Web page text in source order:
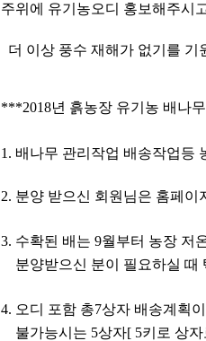
주위에 유기농오디 홍보해주시
더 이상 풍수 재해가 없기를 기
***2018년 흙농장 유기농 배나
1. 배나무 관리작업 배송작업등
2. 분양 받으신 회원님은 홈페이
3. 수확된 배는 9월부터 농장 저
분양받으신 분이 필요하실 때
4. 오디 포함 총7상자 배송계획
불가능시는 5상자[ 5키로 상자